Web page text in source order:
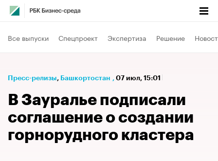
Все выпуски Спецпроект Экспертиза Решение
Пресс-релизы⁠, Башкортостан , 07 июл, 15:01
В Зауралье подписали
соглашение о создании
горнорудного кластера